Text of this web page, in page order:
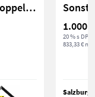
Sonstige Gefra Rundballengabel doppelt hydraulisch
1.000 €
20 % s DPH
833,33 €